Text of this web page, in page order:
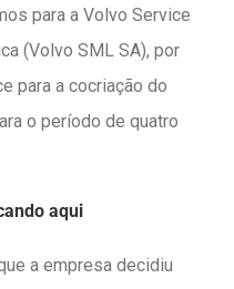
para a Volvo Service
(Volvo SML SA), por
para a cocriação do
o período de quatro
aqui
a empresa decidiu